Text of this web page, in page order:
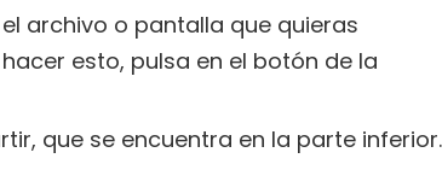
archivo o pantalla que quieras
esto, pulsa en el botón de la
que se encuentra en la parte inferior.